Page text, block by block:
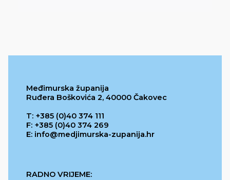
Međimurska županija
Ruđera Boškovića 2, 40000 Čakovec
T: +385 (0)40 374 111
F: +385 (0)40 374 269
E: info@medjimurska-zupanija.hr
RADNO VRIJEME: